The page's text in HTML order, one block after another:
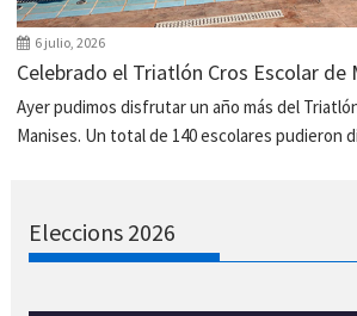
6 julio, 2026
Celebrado el Triatlón Cros Escolar de
Ayer pudimos disfrutar un año más del
Manises. Un total de 140 escolares pudieron
Eleccions 2026